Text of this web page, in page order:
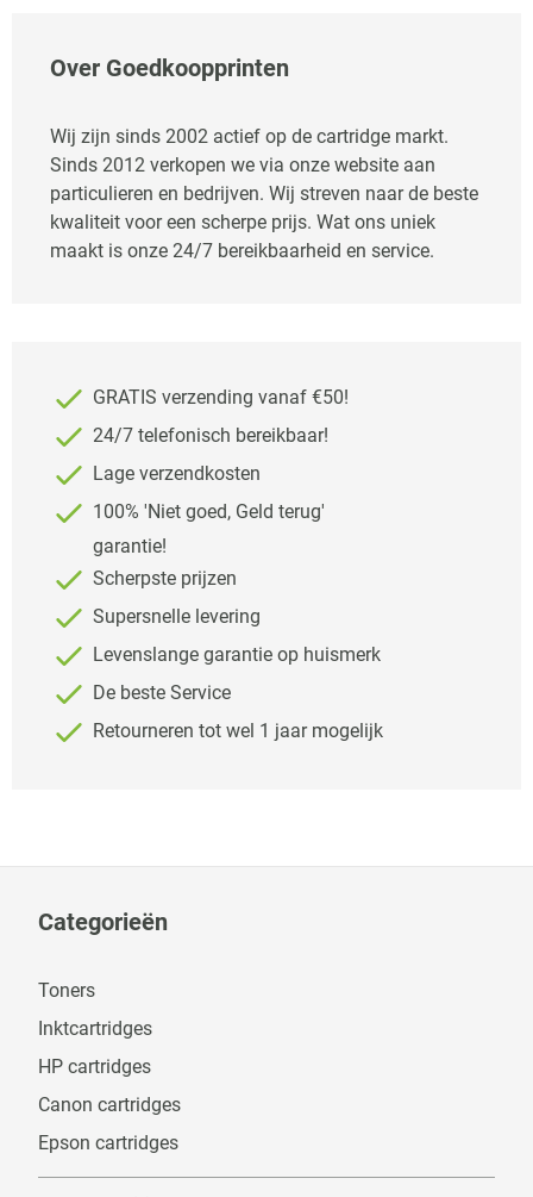
Over Goedkoopprinten
Wij zijn sinds 2002 actief op de cartridge markt.
Sinds 2012 verkopen we via onze website aan
particulieren en bedrijven. Wij streven naar de beste
kwaliteit voor een scherpe prijs. Wat ons uniek
maakt is onze 24/7 bereikbaarheid en service.
GRATIS verzending vanaf €50!
24/7 telefonisch bereikbaar!
Lage verzendkosten
100% 'Niet goed, Geld terug'
garantie!
Scherpste prijzen
Supersnelle levering
Levenslange garantie op huismerk
De beste Service
Retourneren tot wel 1 jaar mogelijk
Categorieën
Toners
Inktcartridges
HP cartridges
Canon cartridges
Epson cartridges